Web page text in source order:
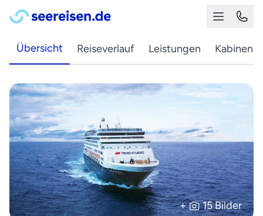
Übersicht Reiseverlauf Leistungen Kabinen
+ 15 Bilder